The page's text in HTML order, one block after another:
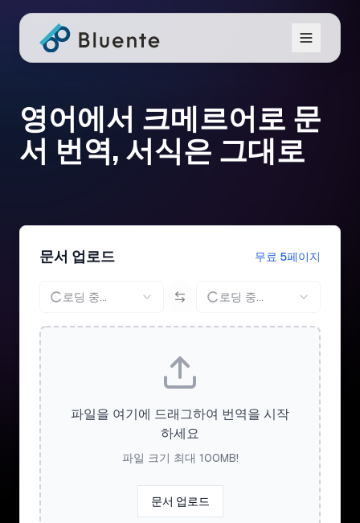
영어에서 크메르어로 문
서 번역, 서식은 그대로
문서 업로드 무료 5페이지
로딩 중... 로딩 중...
파일을 여기에 드래그하여 번역을 시작
하세요
파일 크기 최대 100MB!
문서 업로드